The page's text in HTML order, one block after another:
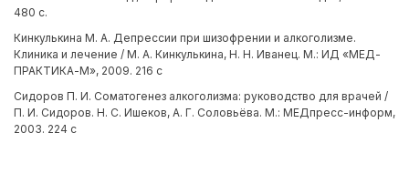
480 с.
Кинкулькина М. А. Депрессии при шизофрении и алкоголизме.
Клиника и лечение / М. А. Кинкулькина, Н. Н. Иванец. М.: ИД «МЕД-
ПРАКТИКА-М», 2009. 216 с
Сидоров П. И. Соматогенез алкоголизма: руководство для врачей /
П. И. Сидоров. Н. С. Ишеков, А. Г. Соловьёва. М.: МЕДпресс-информ,
2003. 224 с